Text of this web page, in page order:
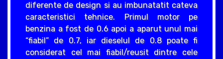
diferente de design si au imbunatatit cateva
caracteristici tehnice. Primul motor pe
benzina a fost de 0.6 apoi a aparut unul mai
“fiabil” de 0.7, iar dieselul de 0.8 poate fi
considerat cel mai fiabil/reusit dintre cele